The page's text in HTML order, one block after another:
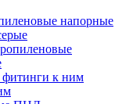
напорные
фитинги к ним